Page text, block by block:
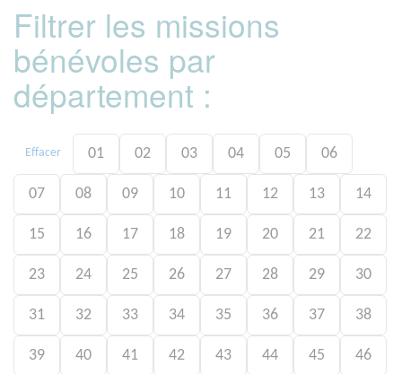
Filtrer les missions
bénévoles par
département :
Effacer 01 02 03 04 05 06
07 08 09 10 11 12 13 14
15 16 17 18 19 20 21 22
23 24 25 26 27 28 29 30
31 32 33 34 35 36 37 38
39 40 41 42 43 44 45 46